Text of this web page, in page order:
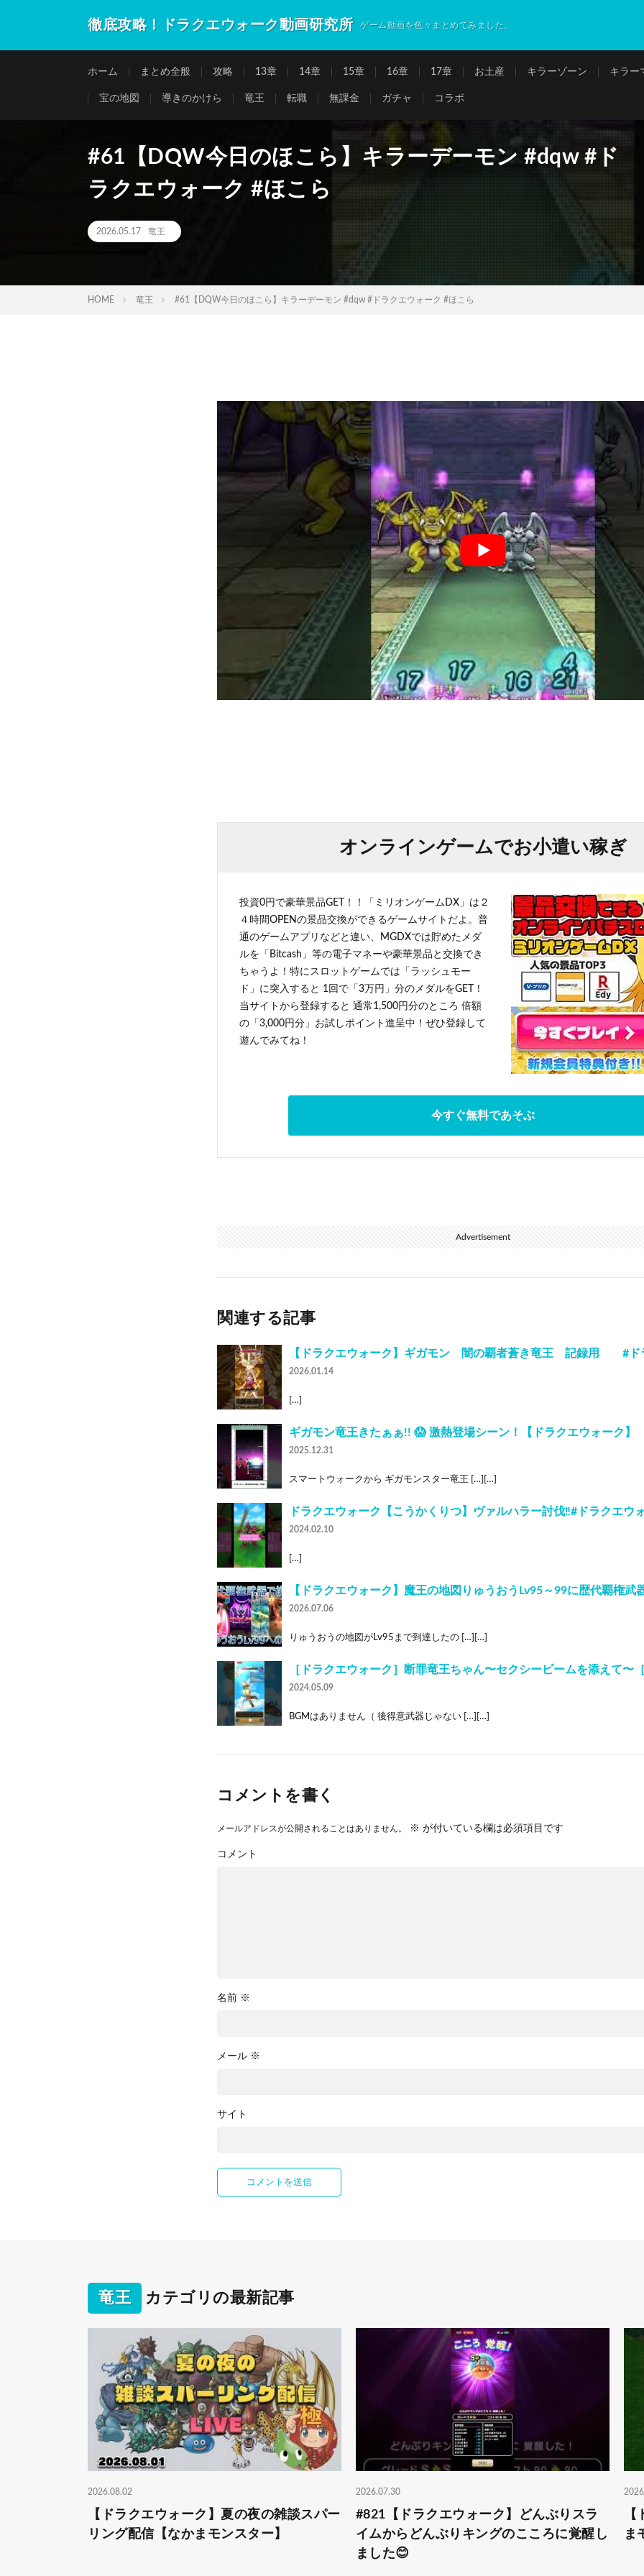
徹底攻略！ドラクエウォーク動画研究所 ゲーム動画を色々まとめてみました。
ホーム まとめ全般 攻略 13章 14章 15章 16章 17章 お土産 キラーゾーン キラー
宝の地図 導きのかけら 竜王 転職 無課金 ガチャ コラボ
#61【DQW今日のほこら】キラーデーモン #dqw #ド
ラクエウォーク #ほこら
2026.05.17 竜王
HOME 竜王 #61【DQW今日のほこら】キラーデーモン #dqw #ドラクエウォーク #ほこら
オンラインゲームでお小遣い稼ぎ
投資0円で豪華景品GET！！「ミリオンゲームDX」は２
４時間OPENの景品交換ができるゲームサイトだよ。普
通のゲームアプリなどと違い、MGDXでは貯めたメダ
ルを「Bitcash」等の電子マネーや豪華景品と交換でき
ちゃうよ！特にスロットゲームでは「ラッシュモー
ド」に突入すると 1回で「3万円」分のメダルをGET！
当サイトから登録すると 通常1,500円分のところ 倍額
の「3,000円分」お試しポイント進呈中！ぜひ登録して
遊んでみてね！
今すぐ無料であそぶ
Advertisement
関連する記事
【ドラクエウォーク】ギガモン 闇の覇者蒼き竜王 記録用 #ド
2026.01.14
[…]
ギガモン竜王きたぁぁ!! 😱 激熱登場シーン！【ドラクエウォーク】
2025.12.31
スマートウォークから ギガモンスター竜王 […][…]
ドラクエウォーク【こうかくりつ】ヴァルハラー討伐‼️#ドラクエウ
2024.02.10
[…]
【ドラクエウォーク】魔王の地図りゅうおうLv95～99に歴代覇権武
2026.07.06
りゅうおうの地図がLv95まで到達したの […][…]
［ドラクエウォーク］断罪竜王ちゃん〜セクシービームを添えて〜
2024.05.09
BGMはありません（ 後得意武器じゃない […][…]
コメントを書く
メールアドレスが公開されることはありません。 ※ が付いている欄は必須項目です
コメント
名前 ※
メール ※
サイト
竜王 カテゴリの最新記事
2026.08.02
【ドラクエウォーク】夏の夜の雑談スパー
リング配信【なかまモンスター】
2026.07.30
#821【ドラクエウォーク】どんぶりスラ
イムからどんぶりキングのこころに覚醒し
ました😊
ま